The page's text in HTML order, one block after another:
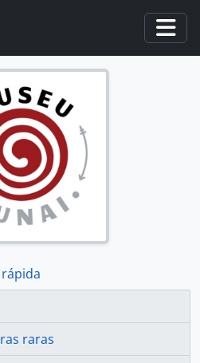
raras